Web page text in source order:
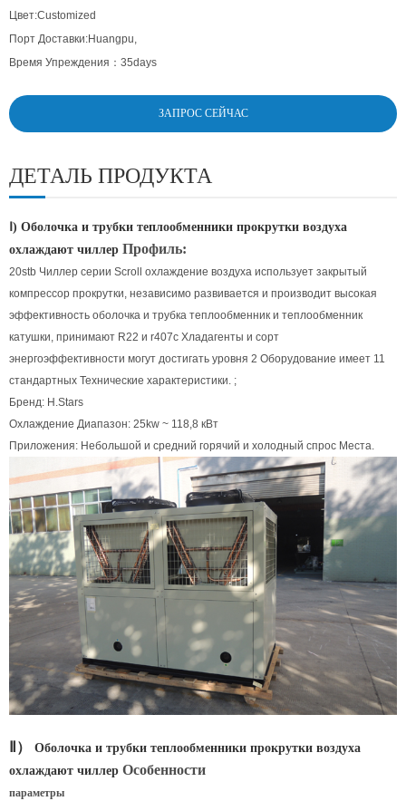
Цвет:Customized
Порт Доставки:Huangpu,
Время Упреждения： 35days
ЗАПРОС СЕЙЧАС
ДЕТАЛЬ ПРОДУКТА
Ⅰ) Оболочка и трубки теплообменники прокрутки воздуха
охлаждают чиллер Профиль:
20stb Чиллер серии Scroll охлаждение воздуха использует закрытый
компрессор прокрутки, независимо развивается и производит высокая
эффективность оболочка и трубка теплообменник и теплообменник
катушки, принимают R22 и r407c Хладагенты и сорт
энергоэффективности могут достигать уровня 2 Оборудование имеет 11
стандартных Технические характеристики. ;
Бренд: H.Stars
Охлаждение Диапазон: 25kw ~ 118,8 кВт
Приложения: Небольшой и средний горячий и холодный спрос Места.
Ⅱ）
Оболочка и трубки теплообменники прокрутки воздуха
охлаждают чиллер Особенности
параметры